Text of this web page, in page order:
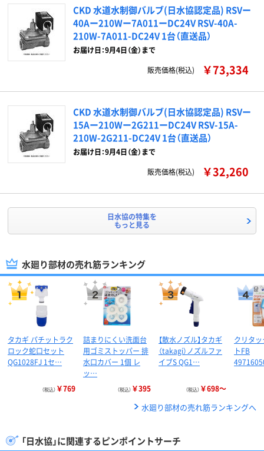
CKD 水道水制御バルブ(日水協認定品) RSVー
40Aー210Wー7A011ーDC24V RSV-40A-
210W-7A011-DC24V 1台（直送品）
お届け日：9月4日（金）まで
販売価格(税込)
￥73,334
CKD 水道水制御バルブ(日水協認定品) RSVー
15Aー210Wー2G211ーDC24V RSV-15A-
210W-2G211-DC24V 1台（直送品）
お届け日：9月4日（金）まで
販売価格(税込)
￥32,260
日水協の特集を
もっと見る
水廻り部材の売れ筋ランキング
タカギ パチットラク
ロック蛇口セット
QG1028FJ 1セ…
（税込） ￥769
詰まりにくい洗面台
用ゴミストッパー 排
水口カバー 1個 レ
ッ…
（税込） ￥395
【散水ノズル】タカギ
（takagi）ノズルファ
イブS QG1…
（税込） ￥698～
クリタ
トFB
水廻り部材の売れ筋ランキングへ
「日水協」に関連するピンポイントサーチ